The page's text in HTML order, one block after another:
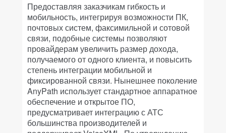
Предоставляя заказчикам гибкость и
мобильность, интегрируя возможности ПК,
почтовых систем, факсимильной и сотовой
связи, подобные системы позволяют
провайдерам увеличить размер дохода,
получаемого от одного клиента, и повысить
степень интеграции мобильной и
фиксированной связи. Нынешнее поколение
AnyPath использует стандартное аппаратное
обеспечение и открытое ПО,
предусматривает интеграцию с АТС
большинства производителей и